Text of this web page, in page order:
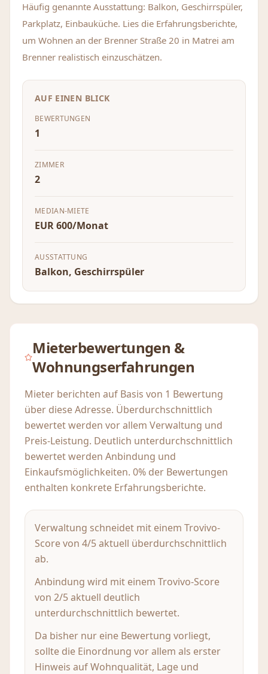
Häufig genannte Ausstattung: Balkon, Geschirrspüler,
Parkplatz, Einbauküche. Lies die Erfahrungsberichte,
um Wohnen an der Brenner Straße 20 in Matrei am
Brenner realistisch einzuschätzen.
AUF EINEN BLICK
BEWERTUNGEN
1
ZIMMER
2
MEDIAN-MIETE
EUR 600/Monat
AUSSTATTUNG
Balkon, Geschirrspüler
Mieterbewertungen &
Wohnungserfahrungen
Mieter berichten auf Basis von 1 Bewertung
über diese Adresse. Überdurchschnittlich
bewertet werden vor allem Verwaltung und
Preis-Leistung. Deutlich unterdurchschnittlich
bewertet werden Anbindung und
Einkaufsmöglichkeiten. 0% der Bewertungen
enthalten konkrete Erfahrungsberichte.
Verwaltung schneidet mit einem Trovivo-
Score von 4/5 aktuell überdurchschnittlich
ab.
Anbindung wird mit einem Trovivo-Score
von 2/5 aktuell deutlich
unterdurchschnittlich bewertet.
Da bisher nur eine Bewertung vorliegt,
sollte die Einordnung vor allem als erster
Hinweis auf Wohnqualität, Lage und